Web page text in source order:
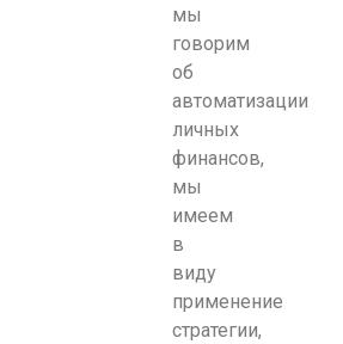
мы
говорим
об
автоматизации
личных
финансов,
мы
имеем
в
виду
применение
стратегии,